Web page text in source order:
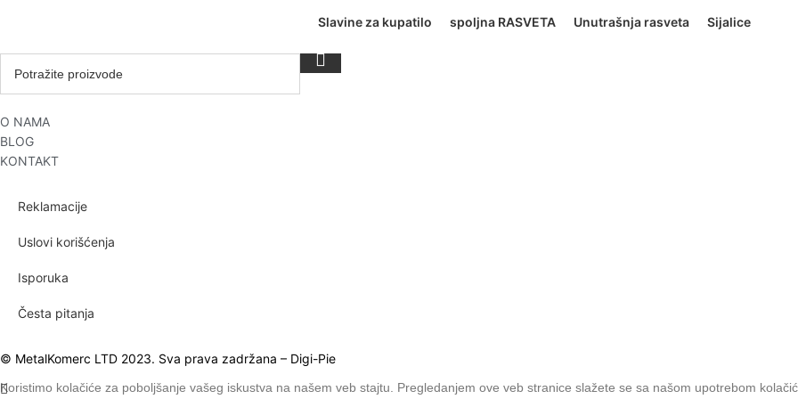
O NAMA
BLOG
KONTAKT
Slavine za kupatilo spoljna RASVETA Unutrašnja rasveta Sijalice
Reklamacije
Uslovi korišćenja
Isporuka
Česta pitanja
© MetalKomerc LTD 2023. Sva prava zadržana – Digi-Pie
Koristimo kolačiće za poboljšanje vašeg iskustva na našem veb stajtu. Pregledanjem ove veb stranice slažete se sa našom upotrebom